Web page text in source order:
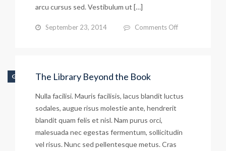
arcu cursus sed. Vestibulum ut […]
September 23, 2014 Comments Offon
GALLERYThe Library Beyond the Book
Nulla facilisi. Mauris facilisis, lacus blandit luctus
sodales, augue risus molestie ante, hendrerit
blandit quam felis et nisl. Nam purus orci,
malesuada nec egestas fermentum, sollicitudin
vel risus. Nunc sed pellentesque metus. Cras